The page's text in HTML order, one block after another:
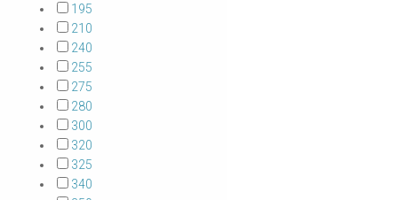
195
210
240
255
275
280
300
320
325
340